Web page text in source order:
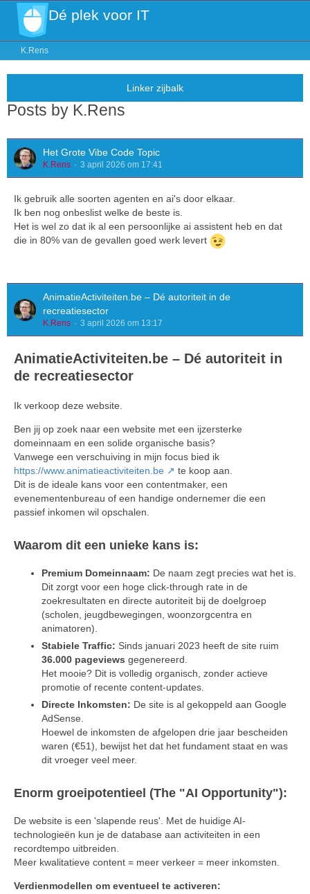
Dé plek voor IT
K.Rens
Posts by K.Rens
Het Grote Vibe Code Topic
K.Rens 3 april 2026 om 17:41
Ik gebruik alle soorten agenten en ai's door elkaar.
Ik ben nog onbeslist welke de beste is.
Het is wel zo dat ik al een persoonlijke ai assistent heb en dat
die in 80% van de gevallen goed werk levert
AnimatieActiviteiten.be – Dé autoriteit in de
recreatiesector
K.Rens 3 april 2026 om 13:17
AnimatieActiviteiten.be – Dé autoriteit in
de recreatiesector
Ik verkoop deze website.
Ben jij op zoek naar een website met een ijzersterke
domeinnaam en een solide organische basis?
Vanwege een verschuiving in mijn focus bied ik
https://www.animatieactiviteiten.be
te koop aan.
Dit is de ideale kans voor een contentmaker, een
evenementenbureau of een handige ondernemer die een
passief inkomen wil opschalen.
Waarom dit een unieke kans is:
Premium Domeinnaam: De naam zegt precies wat het is.
Dit zorgt voor een hoge click-through rate in de
zoekresultaten en directe autoriteit bij de doelgroep
(scholen, jeugdbewegingen, woonzorgcentra en
animatoren).
Stabiele Traffic: Sinds januari 2023 heeft de site ruim
36.000 pageviews gegenereerd.
Het mooie? Dit is volledig organisch, zonder actieve
promotie of recente content-updates.
Directe Inkomsten: De site is al gekoppeld aan Google
AdSense.
Hoewel de inkomsten de afgelopen drie jaar bescheiden
waren (€51), bewijst het dat het fundament staat en was
dit vroeger veel meer.
Enorm groeipotentieel (The "AI Opportunity"):
De website is een 'slapende reus'. Met de huidige AI-
technologieën kun je de database aan activiteiten in een
recordtempo uitbreiden.
Meer kwalitatieve content = meer verkeer = meer inkomsten.
Verdienmodellen om eventueel te activeren: